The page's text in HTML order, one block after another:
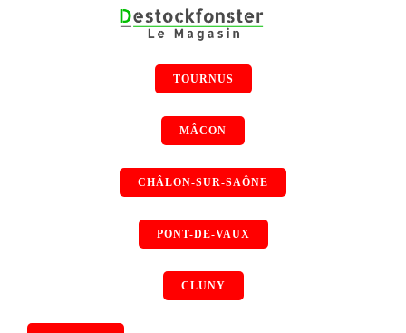
TOURNUS
MÂCON
CHÂLON-SUR-SAÔNE
PONT-DE-VAUX
CLUNY